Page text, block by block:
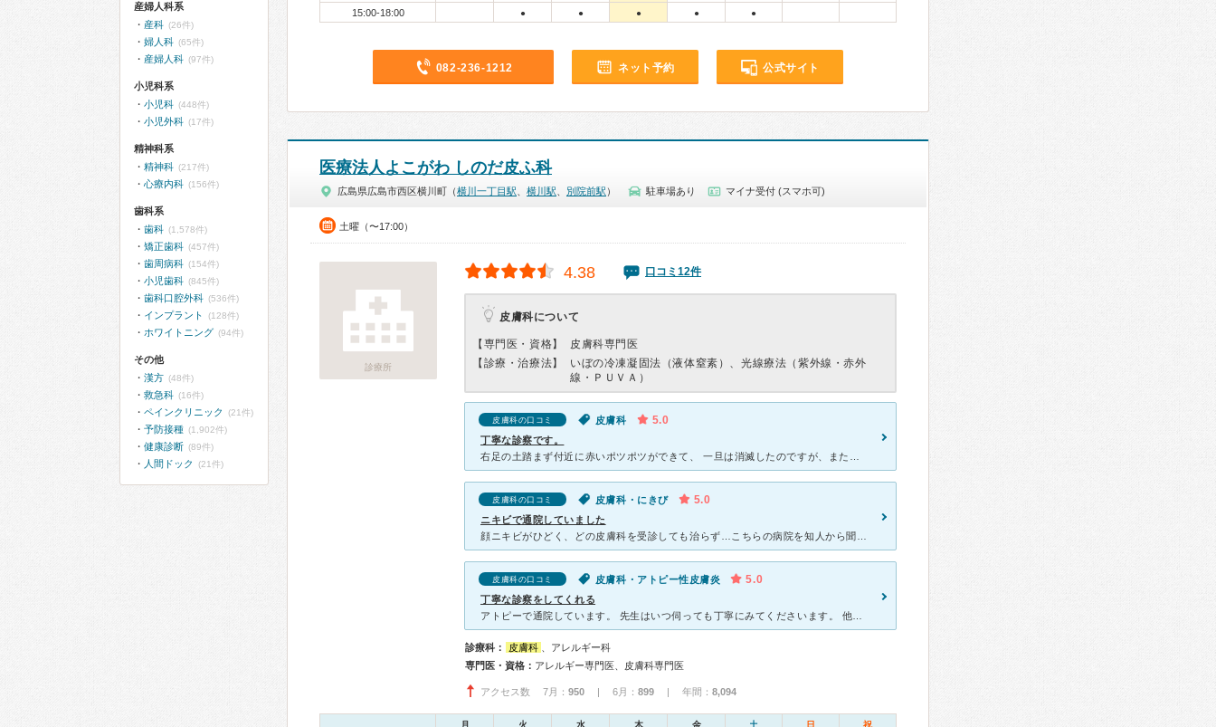
15:00-18:00 ● ● ● ● ●
082-236-1212 ネット予約 公式サイト
医療法人よこがわ しのだ皮ふ科
広島県広島市西区横川町（横川一丁目駅 横川駅 別院前駅 ） 駐車場あり マイナ受付 (スマホ可)
土曜（〜17:00）
診療所
4.38 口コミ12件
皮膚科について
【専門医・資格】
皮膚科専門医
【診療・治療法】
いぼの冷凍凝固法（液体窒素）、光線療法（紫外線・赤外
線・ＰＵＶＡ）
皮膚科の口コミ 皮膚科 5.0
丁寧な診察です。
皮膚科の口コミ 皮膚科・にきび 5.0
ニキビで通院していました
皮膚科の口コミ 皮膚科・アトピー性皮膚炎 5.0
丁寧な診察をしてくれる
診療科： 皮膚科
、アレルギー科
専門医・資格： アレルギー専門医、皮膚科専門医
アクセス数 7月： 950 | 6月： 899 | 年間： 8,094
月 火 水 木 金 土 日 祝
産婦人科系
産科 (26件)
婦人科 (65件)
産婦人科 (97件)
小児科系
小児科 (448件)
小児外科 (17件)
精神科系
精神科 (217件)
心療内科 (156件)
歯科系
歯科 (1,578件)
矯正歯科 (457件)
歯周病科 (154件)
小児歯科 (845件)
歯科口腔外科 (536件)
インプラント (128件)
ホワイトニング (94件)
その他
漢方 (48件)
救急科 (16件)
ペインクリニック (21件)
予防接種 (1,902件)
健康診断 (89件)
人間ドック (21件)